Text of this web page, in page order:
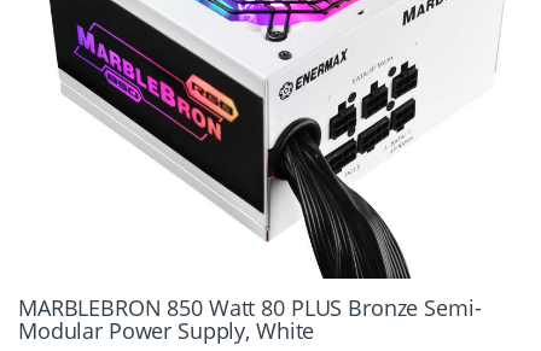
MARBLEBRON 850 Watt 80 PLUS Bronze Semi-
Modular Power Supply, White